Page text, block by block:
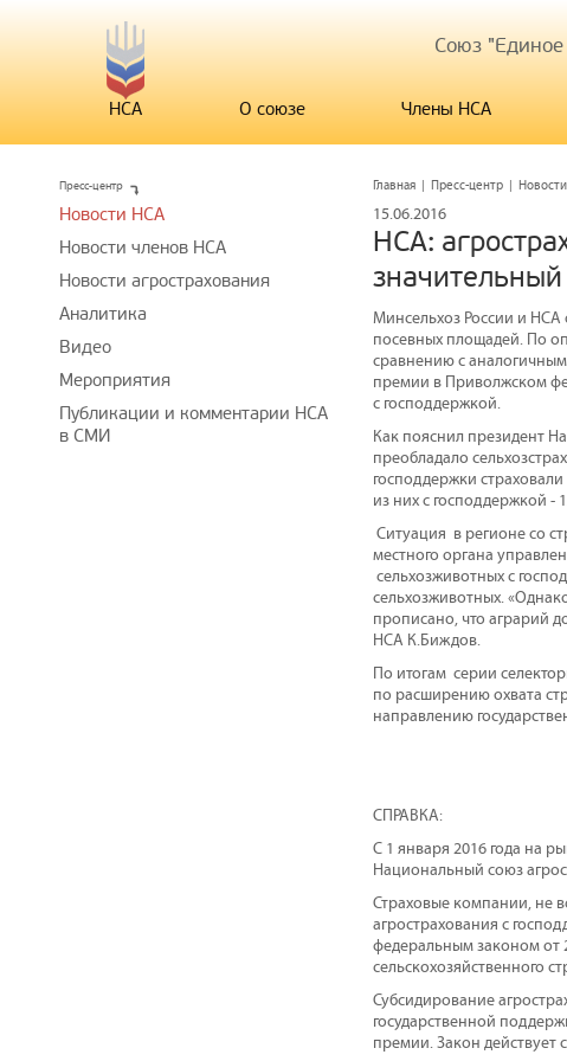
Союз
НСА О союзе Члены НСА
Главная | Пресс-центр |
15.06.2016
НСА:
значительный
Минсельхоз России и НСА
посевных площадей. По
сравнению с аналогичным
премии в Приволжском
с господдержкой.
Как пояснил президент
преобладало
господдержки
из них с господдержкой -
Ситуация в регионе со
местного органа
сельхозживотных с
сельхозживотных.
прописано, что аграрий
НСА К.Биждов.
По итогам серии
по расширению охвата
направлению
СПРАВКА:
С 1 января 2016 года на
Национальный союз
Страховые компании, не
агрострахования с
федеральным законом от
сельскохозяйственного
Субсидирование
государственной
премии. Закон действует
Пресс-центр
Новости НСА
Новости членов НСА
Новости агрострахования
Аналитика
Видео
Мероприятия
Публикации и комментарии НСА
в СМИ